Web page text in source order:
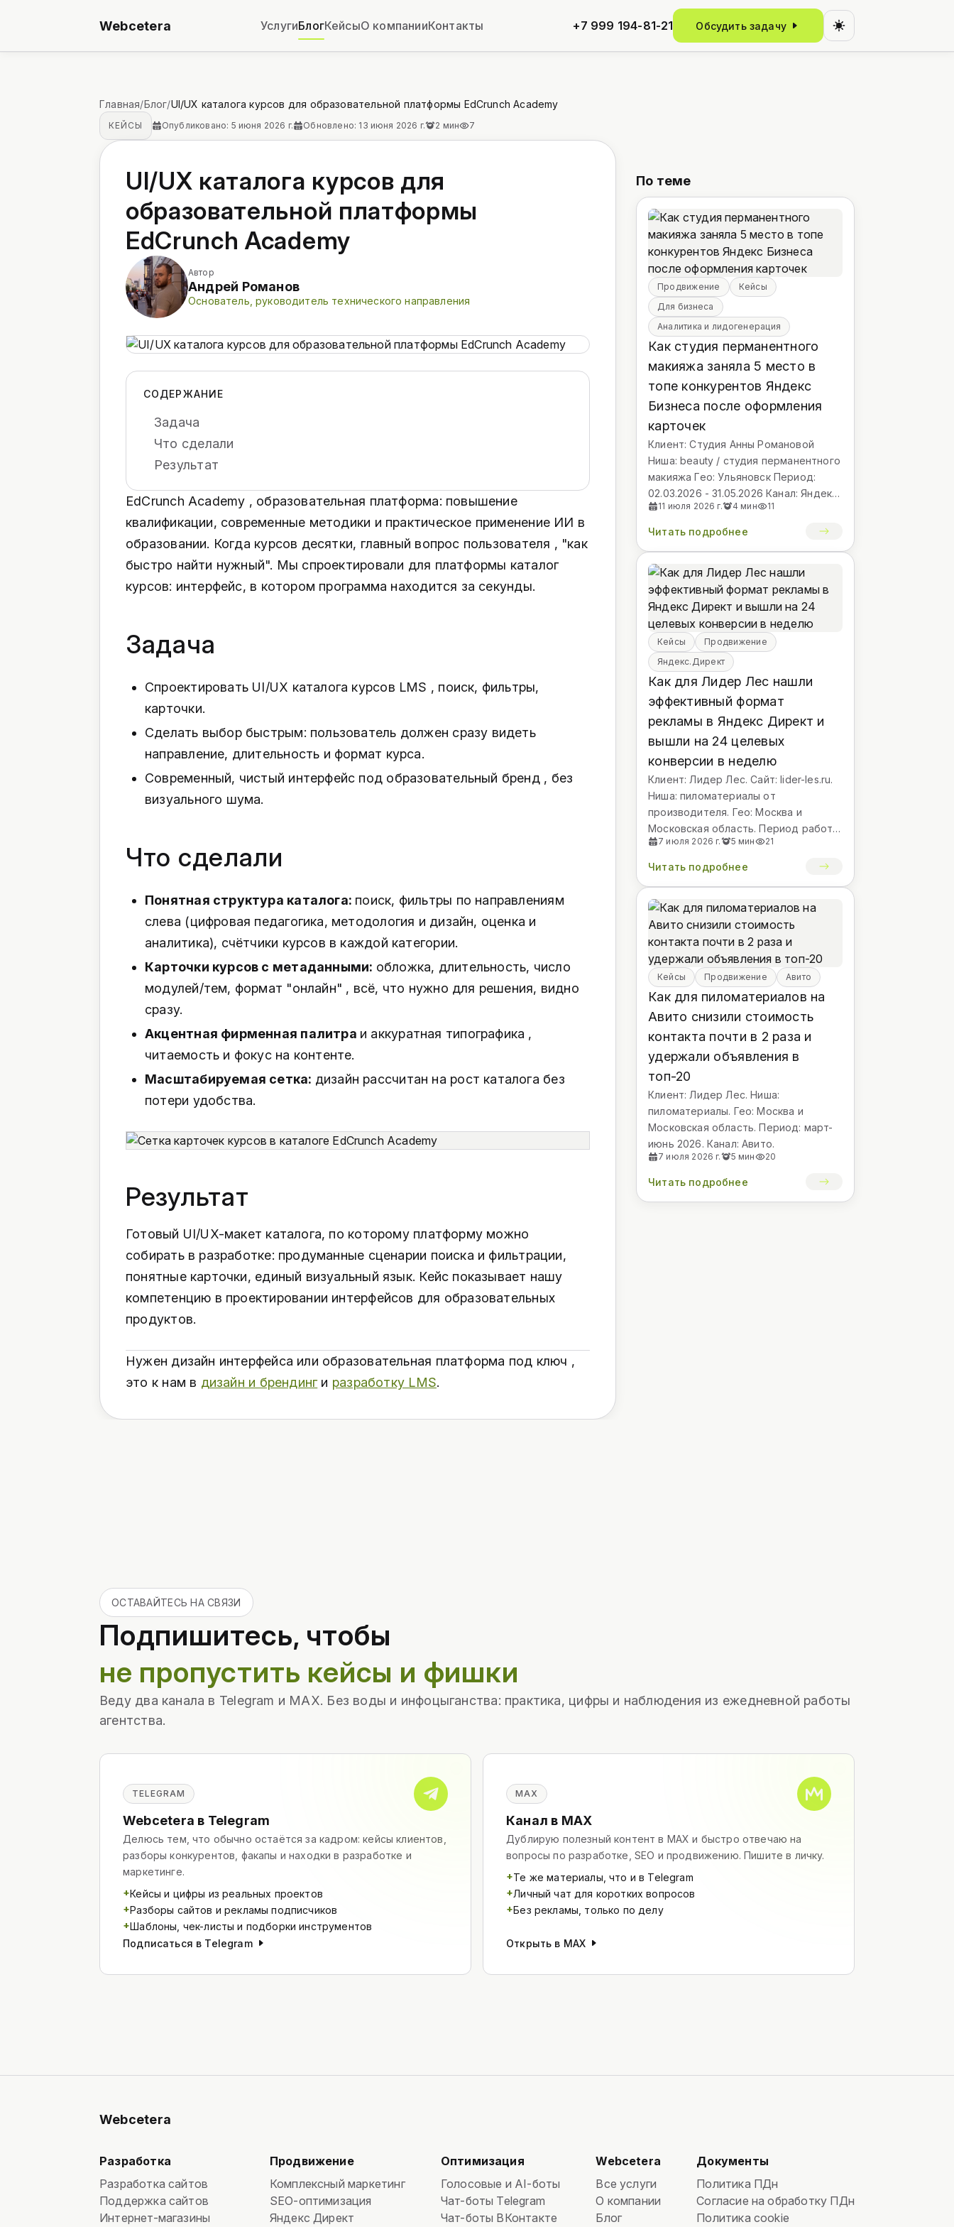
Webcetera УслугиБлогКейсыО компанииКонтакты +7 999 194-81-21 Обсудить задачу
Главная/Блог/UI/UX каталога курсов для образовательной платформы EdCrunch Academy
КЕЙСЫ Опубликовано: 5 июня 2026 г. Обновлено: 13 июня 2026 г. 2 мин 7
UI/UX каталога курсов для
образовательной платформы
EdCrunch Academy
Автор
Андрей Романов
Основатель, руководитель технического направления
СОДЕРЖАНИЕ
Задача
Что сделали
Результат
EdCrunch Academy , образовательная платформа: повышение
квалификации, современные методики и практическое применение ИИ в
образовании. Когда курсов десятки, главный вопрос пользователя , "как
быстро найти нужный". Мы спроектировали для платформы каталог
курсов: интерфейс, в котором программа находится за секунды.
Задача
Спроектировать UI/UX каталога курсов LMS , поиск, фильтры,
карточки.
Сделать выбор быстрым: пользователь должен сразу видеть
направление, длительность и формат курса.
Современный, чистый интерфейс под образовательный бренд , без
визуального шума.
Что сделали
Понятная структура каталога: поиск, фильтры по направлениям
слева (цифровая педагогика, методология и дизайн, оценка и
аналитика), счётчики курсов в каждой категории.
Карточки курсов с метаданными: обложка, длительность, число
модулей/тем, формат "онлайн" , всё, что нужно для решения, видно
сразу.
Акцентная фирменная палитра и аккуратная типографика ,
читаемость и фокус на контенте.
Масштабируемая сетка: дизайн рассчитан на рост каталога без
потери удобства.
Результат
Готовый UI/UX-макет каталога, по которому платформу можно
собирать в разработке: продуманные сценарии поиска и фильтрации,
понятные карточки, единый визуальный язык. Кейс показывает нашу
компетенцию в проектировании интерфейсов для образовательных
продуктов.
Нужен дизайн интерфейса или образовательная платформа под ключ ,
это к нам в дизайн и брендинги разработку LMS.
По теме
Продвижение
Кейсы
Для бизнеса
Аналитика и лидогенерация
Как студия перманентного
макияжа заняла 5 место в
топе конкурентов Яндекс
Бизнеса после оформления
карточек
Клиент: Студия Анны Романовой
Ниша: beauty / студия перманентного
макияжа Гео: Ульяновск Период:
02.03.2026 - 31.05.2026 Канал: Яндекс
Бизнес / Яндекс Карты, 2ГИС, Zoon
11 июля 2026 г. 4 мин 11
Читать подробнее
Кейсы
Продвижение
Яндекс.Директ
Как для Лидер Лес нашли
эффективный формат
рекламы в Яндекс Директ и
вышли на 24 целевых
конверсии в неделю
Клиент: Лидер Лес. Сайт: lider-les.ru.
Ниша: пиломатериалы от
производителя. Гео: Москва и
Московская область. Период работы:
с 13 января 2026 года. Канал: Яндекс
Директ.
7 июля 2026 г. 5 мин 21
Читать подробнее
Кейсы Продвижение Авито
Как для пиломатериалов на
Авито снизили стоимость
контакта почти в 2 раза и
удержали объявления в
топ-20
Клиент: Лидер Лес. Ниша:
пиломатериалы. Гео: Москва и
Московская область. Период: март-
июнь 2026. Канал: Авито.
7 июля 2026 г. 5 мин 20
Читать подробнее
ОСТАВАЙТЕСЬ НА СВЯЗИ
Подпишитесь, чтобы
не пропустить кейсы и фишки
Веду два канала в Telegram и MAX. Без воды и инфоцыганства: практика, цифры и наблюдения из ежедневной работы
агентства.
TELEGRAM
Webcetera в Telegram
Делюсь тем, что обычно остаётся за кадром: кейсы клиентов,
разборы конкурентов, факапы и находки в разработке и
маркетинге.
+Кейсы и цифры из реальных проектов
+Разборы сайтов и рекламы подписчиков
+Шаблоны, чек-листы и подборки инструментов
Подписаться в Telegram
MAX
Канал в MAX
Дублирую полезный контент в MAX и быстро отвечаю на
вопросы по разработке, SEO и продвижению. Пишите в личку.
+Те же материалы, что и в Telegram
+Личный чат для коротких вопросов
+Без рекламы, только по делу
Открыть в MAX
Webcetera
Разработка
Разработка сайтов
Поддержка сайтов
Интернет-магазины
Продвижение
Комплексный маркетинг
SEO-оптимизация
Яндекс Директ
Оптимизация
Голосовые и AI-боты
Чат-боты Telegram
Чат-боты ВКонтакте
Webcetera
Все услуги
О компании
Блог
Документы
Политика ПДн
Согласие на обработку ПДн
Политика cookie